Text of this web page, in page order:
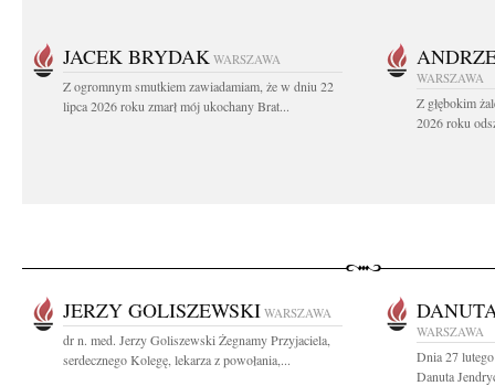
JACEK BRYDAK WARSZAWA
Z ogromnym smutkiem zawiadamiam, że w dniu 22
lipca 2026 roku zmarł mój ukochany Brat...
WARSZAWA
Z głębokim
2026 roku
JERZY GOLISZEWSKI WARSZAWA
dr n. med. Jerzy Goliszewski Żegnamy Przyjaciela,
serdecznego Kolegę, lekarza z powołania,...
WARSZAWA
Dnia 27
Danuta